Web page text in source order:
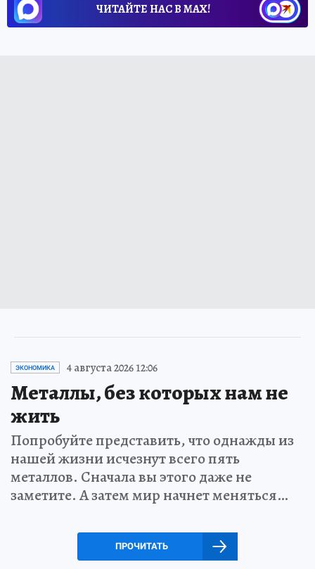
ЧИТАЙТЕ НАС В МАХ!
ЭКОНОМИКА 4 августа 2026 12:06
Металлы, без которых нам не
жить
Попробуйте представить, что однажды из
нашей жизни исчезнут всего пять
металлов. Сначала вы этого даже не
заметите. А затем мир начнет меняться…
ПРОЧИТАТЬ